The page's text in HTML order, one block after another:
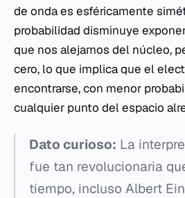
de onda es esféricamente
probabilidad disminuye
que nos alejamos del núcleo,
cero, lo que implica que el
encontrarse, con menor
cualquier punto del espacio
Dato curioso: La
fue tan revolucionaria
tiempo, incluso Albert